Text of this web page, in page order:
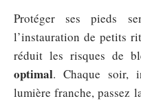
Protéger ses pieds
l’instauration de petits
réduit les risques de
optimal. Chaque soir,
lumière franche, passez